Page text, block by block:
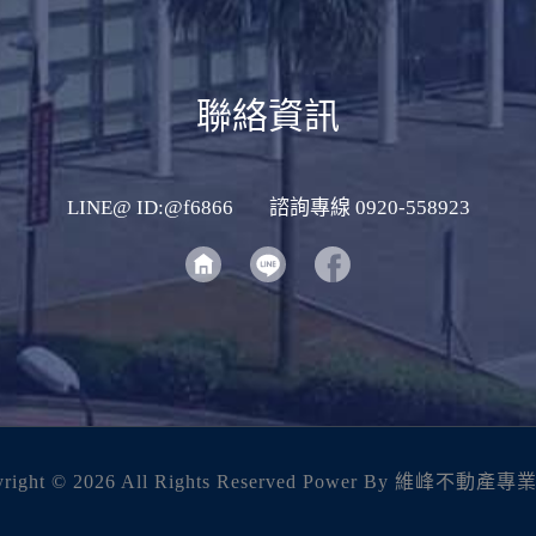
聯絡資訊
LINE@ ID:@f6866 諮詢專線 0920-558923
© 2026 All Rights Reserved Power By 維峰不動產專